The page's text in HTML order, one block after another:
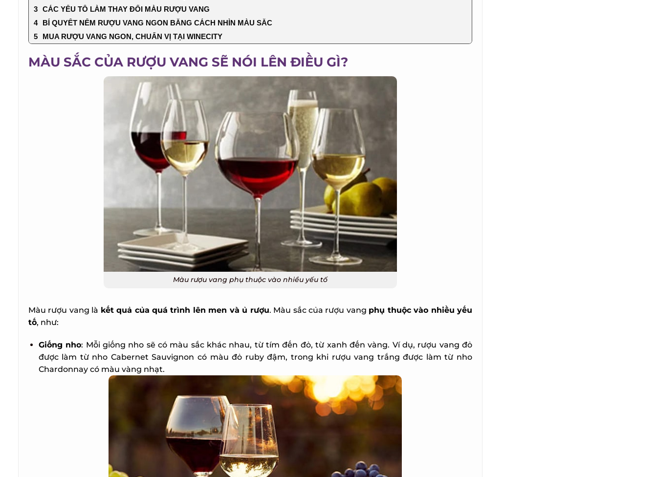
CÁC YẾU TỐ LÀM THAY ĐỔI MÀU RƯỢU VANG
BÍ QUYẾT NẾM RƯỢU VANG NGON BẰNG CÁCH NHÌN MÀU SẮC
MUA RƯỢU VANG NGON, CHUẨN VỊ TẠI WINECITY
MÀU SẮC CỦA RƯỢU VANG SẼ NÓI LÊN ĐIỀU GÌ?
Màu rượu vang phụ thuộc vào nhiều yếu tố
Màu rượu vang làkết quả của quá trình lên men và ủ rượu. Màu sắc của rượu vangphụ thuộc vào nhiều yếu
tố, như:
Giống nho: Mỗi giống nho sẽ có màu sắc khác nhau, từ tím đến đỏ, từ xanh đến vàng. Ví dụ, rượu vang đỏ
được làm từ nho Cabernet Sauvignon có màu đỏ ruby đậm, trong khi rượu vang trắng được làm từ nho
Chardonnay có màu vàng nhạt.